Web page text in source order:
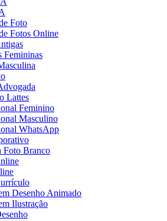
Foto
Fotos Online
Femininas
Lattes
Feminino
Masculino
WhatsApp
Foto Branco
Desenho Animado
Ilustração